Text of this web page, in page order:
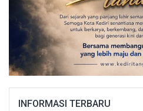
INFORMASI TERBARU